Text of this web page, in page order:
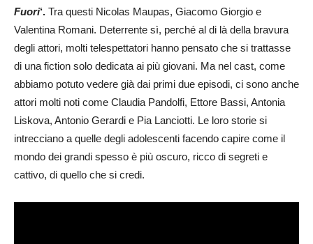
Fuori‘. Tra questi Nicolas Maupas, Giacomo Giorgio e
Valentina Romani. Deterrente sì, perché al di là della bravura
degli attori, molti telespettatori hanno pensato che si trattasse
di una fiction solo dedicata ai più giovani. Ma nel cast, come
abbiamo potuto vedere già dai primi due episodi, ci sono anche
attori molti noti come Claudia Pandolfi, Ettore Bassi, Antonia
Liskova, Antonio Gerardi e Pia Lanciotti. Le loro storie si
intrecciano a quelle degli adolescenti facendo capire come il
mondo dei grandi spesso è più oscuro, ricco di segreti e
cattivo, di quello che si credi.